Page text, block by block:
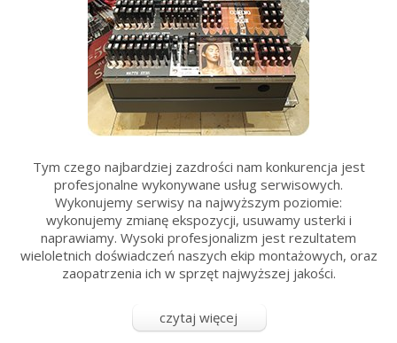
Tym czego najbardziej zazdrości nam konkurencja jest
profesjonalne wykonywane usług serwisowych.
Wykonujemy serwisy na najwyższym poziomie:
wykonujemy zmianę ekspozycji, usuwamy usterki i
naprawiamy. Wysoki profesjonalizm jest rezultatem
wieloletnich doświadczeń naszych ekip montażowych, oraz
zaopatrzenia ich w sprzęt najwyższej jakości.
atutem na rzecz RekMedia jest złożoność oferty w skład
czytaj więcej